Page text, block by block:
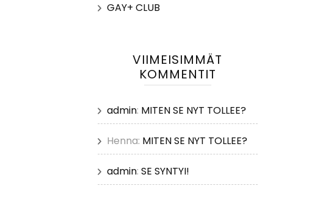
GAY+ CLUB
VIIMEISIMMÄT
KOMMENTIT
admin: MITEN SE NYT TOLLEE?
Henna: MITEN SE NYT TOLLEE?
admin: SE SYNTYI!